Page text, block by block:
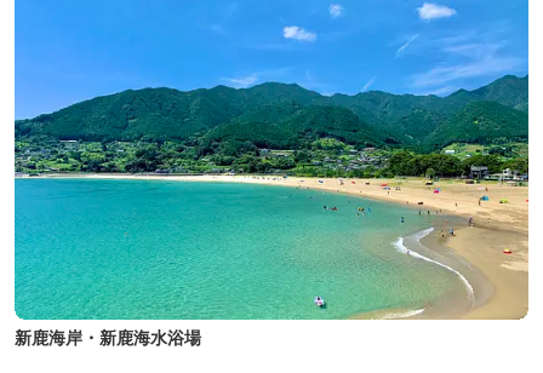
新鹿海岸・新鹿海水浴場